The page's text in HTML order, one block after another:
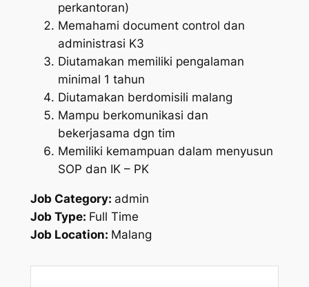
perkantoran)
Memahami document control dan
administrasi K3
Diutamakan memiliki pengalaman
minimal 1 tahun
Diutamakan berdomisili malang
Mampu berkomunikasi dan
bekerjasama dgn tim
Memiliki kemampuan dalam menyusun
SOP dan IK – PK
Job Category: admin
Job Type: Full Time
Job Location: Malang